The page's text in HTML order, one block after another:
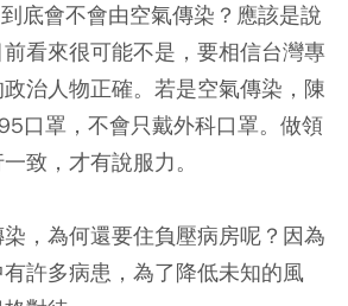
底會不會由空氣傳染？應該是說
看來很可能不是 ，要相信台灣專
治人物正確。若是空氣傳染，陳
口罩，不會只戴外科口罩。做領
致，才有說服力。
，為何還要住負壓病房呢？因為
許多病患，為了降低未知的風